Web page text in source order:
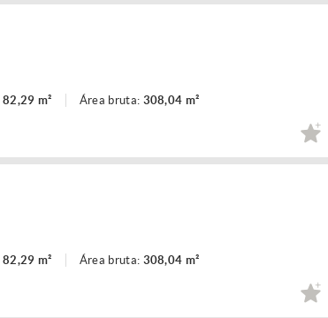
82,29 m² Área bruta: 308,04 m²
82,29 m² Área bruta: 308,04 m²